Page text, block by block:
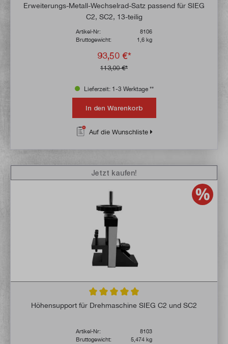
Erweiterungs-Metall-Wechselrad-Satz passend für SIEG
C2, SC2, 13-teilig
Artikel-Nr:
8106
Bruttogewicht:
1,6 kg
93,50 €*
113,00 €*
Lieferzeit: 1-3 Werktage **
In den Warenkorb
Auf die Wunschliste
Durchschnittliche Bewertung von 5 von 5
Höhensupport für Drehmaschine SIEG C2 und SC2
Artikel-Nr:
8103
Bruttogewicht:
5,474 kg
Jetzt kaufen!